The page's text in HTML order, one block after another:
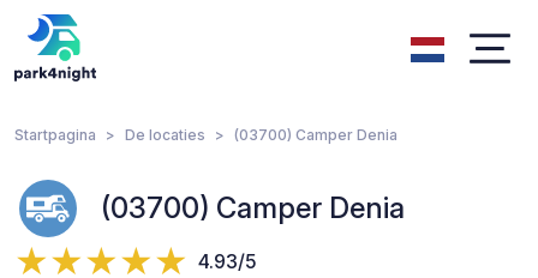
Startpagina De locaties (03700) Camper Denia
(03700) Camper Denia
4.93/5